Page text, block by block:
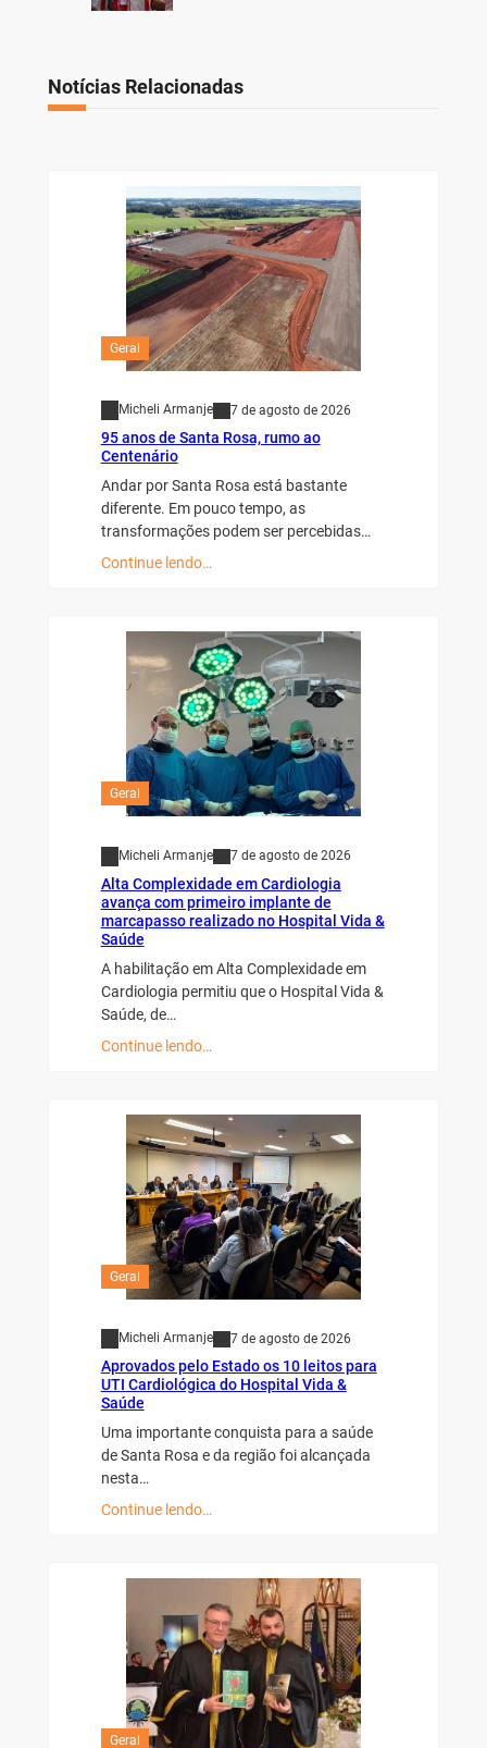
Notícias Relacionadas
Geral
Micheli Armanje 7 de agosto de 2026
95 anos de Santa Rosa, rumo ao
Centenário
Andar por Santa Rosa está bastante
diferente. Em pouco tempo, as
transformações podem ser percebidas…
Continue lendo…
Geral
Micheli Armanje 7 de agosto de 2026
Alta Complexidade em Cardiologia
avança com primeiro implante de
marcapasso realizado no Hospital Vida &
Saúde
A habilitação em Alta Complexidade em
Cardiologia permitiu que o Hospital Vida &
Saúde, de…
Continue lendo…
Geral
Micheli Armanje 7 de agosto de 2026
Aprovados pelo Estado os 10 leitos para
UTI Cardiológica do Hospital Vida &
Saúde
Uma importante conquista para a saúde
de Santa Rosa e da região foi alcançada
nesta…
Continue lendo…
Geral